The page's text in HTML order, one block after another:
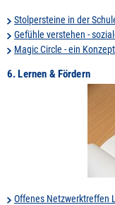
Stolpersteine in der
Gefühle verstehen -
Magic Circle - ein
6. Lernen & Fördern
Offenes Netzwerktreffen